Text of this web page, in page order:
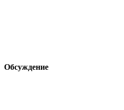
Обсуждение